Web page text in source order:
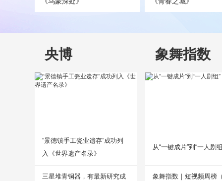
央博
“景德镇手工瓷业遗存”成功列
入《世界遗产名录》
三星堆青铜器，有最新研究成
象舞指数
从“一键成片”到“一人剧
象舞指数｜短视频周榜